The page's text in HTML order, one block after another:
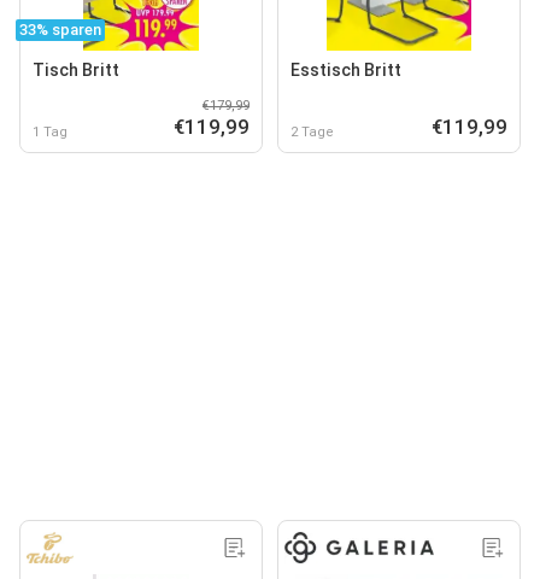
33% sparen
Tisch Britt
1 Tag
€179,99
€119,99
Esstisch Britt
2 Tage €119,99